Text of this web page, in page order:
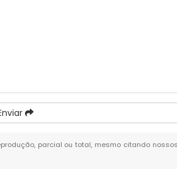
parcial ou total, mesmo citando